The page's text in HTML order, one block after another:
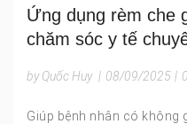
Ứng dụng rèm che
chăm sóc y tế
by Quốc Huy | 08/09/2025 |
Giúp bệnh nhân có không